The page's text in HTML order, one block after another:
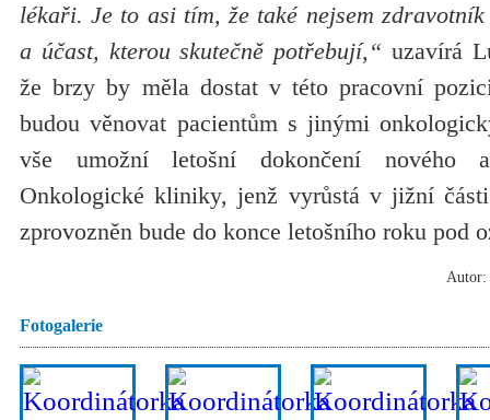
lékaři. Je to asi tím, že také nejsem
a účast, kterou skutečně potřebují,“ uzavírá
že brzy by měla dostat v této pracovní
budou věnovat pacientům s jinými
vše umožní letošní dokončení nového
Onkologické kliniky, jenž vyrůstá v jižní
zprovozněn bude do konce letošního roku pod
Autor:
Fotogalerie